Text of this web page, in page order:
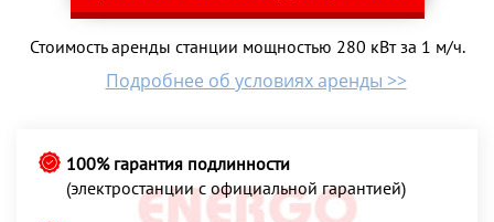
Стоимость аренды станции мощностью 280 кВт за 1 м/ч.
Подробнее об условиях аренды >>
100% гарантия подлинности
(электростанции с официальной гарантией)